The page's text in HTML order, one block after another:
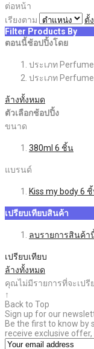
ต่อหน้า
เรียงตาม
ตั้
Filter Products By
ตอนนี้ช้อปปิ้งโดย
ประเภท
ประเภทPerfume
ล้างทั้งหมด
ตัวเลือกช้อปปิ้ง
ขนาด
380ml 6 ชิ้น
แบรนด์
Kiss my body6
เปรียบเทียบสินค้า
ลบรายการสินค้า
เปรียบเทียบ
ล้างทั้งหมด
คุณไม่มีรายการที่จะเปรี
↑
Back to Top
Sign up for our
Be the first to know by
receive exclusive